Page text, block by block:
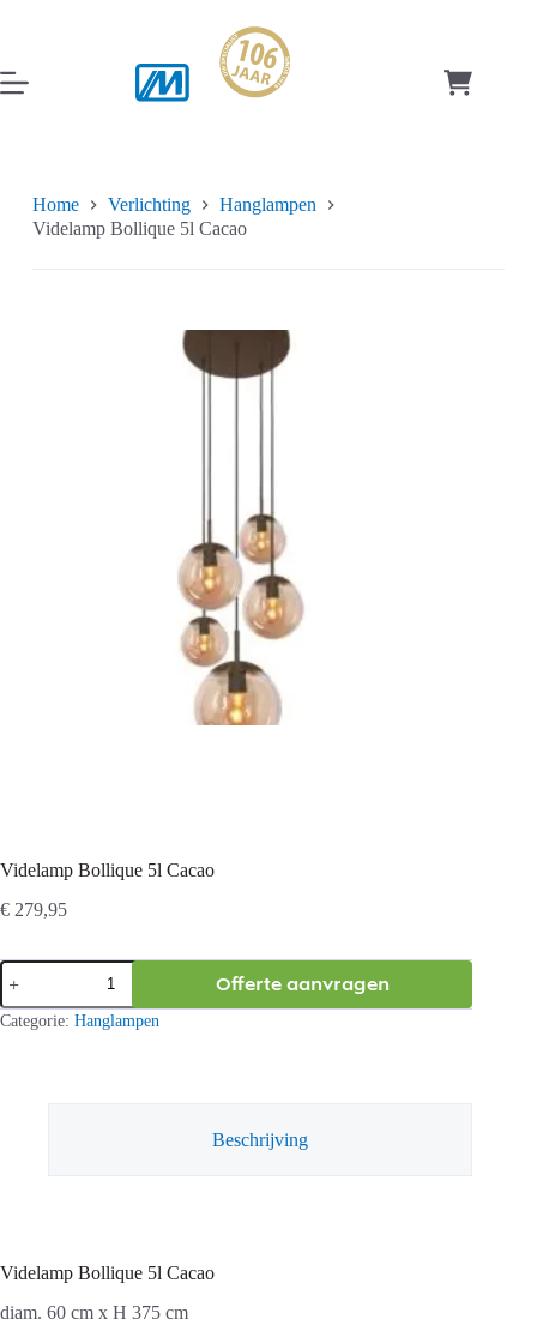
inhoud
Home Verlichting
Hanglampen
Videlamp Bollique 5l Cacao
Videlamp Bollique 5l Cacao
€ 279,95
Videlamp
Bollique
5l
Cacao
Offerte aanvragen
Categorie: Hanglampen
Beschrijving
Videlamp Bollique 5l Cacao
diam. 60 cm x H 375 cm